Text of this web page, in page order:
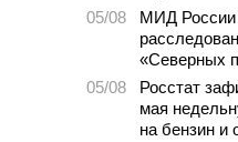
05/08
МИД России
«Северных
05/08
Росстат
мая
на бензин и